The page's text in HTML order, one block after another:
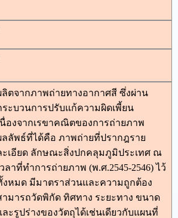
ลิตจากภาพถ่ายทางอากาศสี ซึ่งผ่าน
ระบวนการปรับแก้ความผิดเพี้ยน
นื่องจากเรขาคณิตของการถ่ายภาพ
ลลัพธ์ที่ได้คือ ภาพถ่ายที่ปรากฎราย
ะเอียด ลักษณะสิ่งปกคลุมภูมิประเทศ ณ
วลาที่ทำการถ่ายภาพ (พ.ศ.2545-2546) ไว้
งหมด มีมาตราส่วนและความถูกต้อง
ามารถวัดพิกัด ทิศทาง ระยะทาง ขนาด
ละรูปร่างของวัตถุได้เช่นเดียวกับแผนที่